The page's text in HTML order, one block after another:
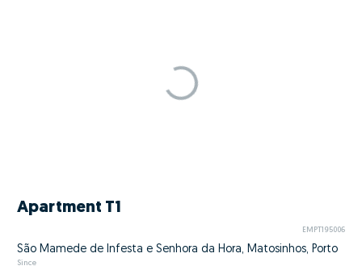
Apartment T1
EMPT195006
São Mamede de Infesta e Senhora da Hora, Matosinhos, Porto
Since